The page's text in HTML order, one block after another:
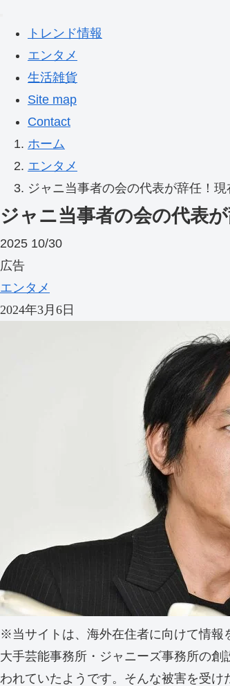
トレンド情報
エンタメ
生活雑貨
Site map
Contact
ホーム
エンタメ
ジャニ当事者の会の代表が辞任！
ジャニ当事者の会の代表
2025 10/30
広告
エンタメ
2024年3月6日
※当サイトは、海外在住者に向けて情報
大手芸能事務所・ジャニーズ事務所の
われていたようです。そんな被害を受